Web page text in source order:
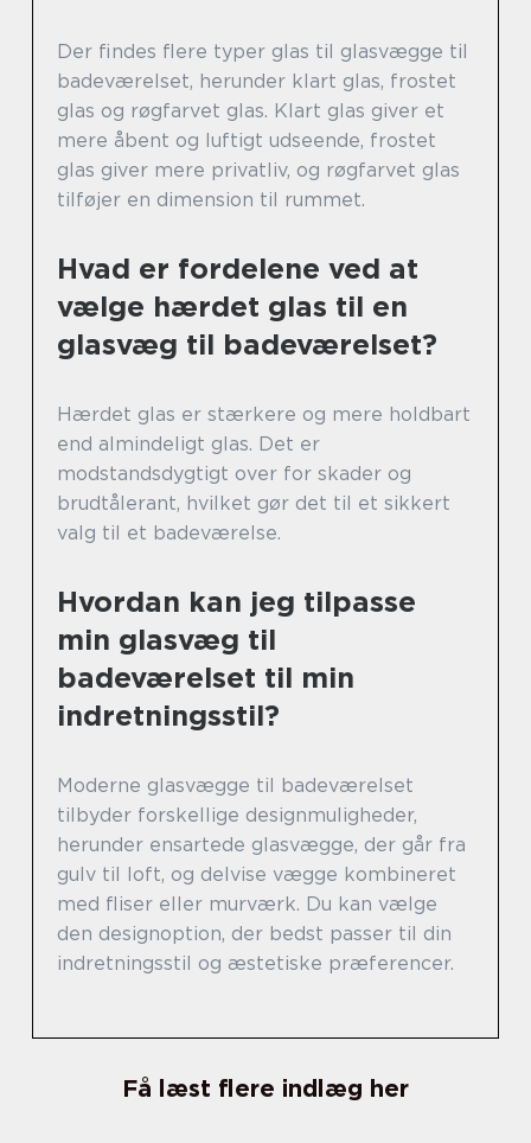
Der findes flere typer glas til glasvægge til
badeværelset, herunder klart glas, frostet
glas og røgfarvet glas. Klart glas giver et
mere åbent og luftigt udseende, frostet
glas giver mere privatliv, og røgfarvet glas
tilføjer en dimension til rummet.
Hvad er fordelene ved at
vælge hærdet glas til en
glasvæg til badeværelset?
Hærdet glas er stærkere og mere holdbart
end almindeligt glas. Det er
modstandsdygtigt over for skader og
brudtålerant, hvilket gør det til et sikkert
valg til et badeværelse.
Hvordan kan jeg tilpasse
min glasvæg til
badeværelset til min
indretningsstil?
Moderne glasvægge til badeværelset
tilbyder forskellige designmuligheder,
herunder ensartede glasvægge, der går fra
gulv til loft, og delvise vægge kombineret
med fliser eller murværk. Du kan vælge
den designoption, der bedst passer til din
indretningsstil og æstetiske præferencer.
Få læst flere indlæg her